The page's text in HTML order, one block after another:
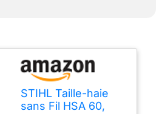
STIHL Taille-haie
sans Fil HSA 60,